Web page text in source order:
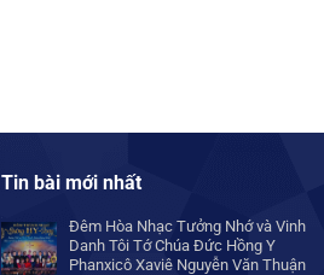
Tin bài mới nhất
Đêm Hòa Nhạc Tưởng Nhớ và Vinh
Danh Tôi Tớ Chúa Đức Hồng Y
Phanxicô Xaviê Nguyễn Văn Thuận